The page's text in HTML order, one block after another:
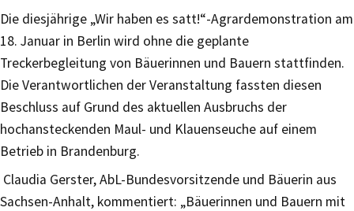
Die diesjährige „Wir haben es satt!“-Agrardemonstration am
18. Januar in Berlin wird ohne die geplante
Treckerbegleitung von Bäuerinnen und Bauern stattfinden.
Die Verantwortlichen der Veranstaltung fassten diesen
Beschluss auf Grund des aktuellen Ausbruchs der
hochansteckenden Maul- und Klauenseuche auf einem
Betrieb in Brandenburg.
Claudia Gerster, AbL-Bundesvorsitzende und Bäuerin aus
Sachsen-Anhalt, kommentiert: „Bäuerinnen und Bauern mit